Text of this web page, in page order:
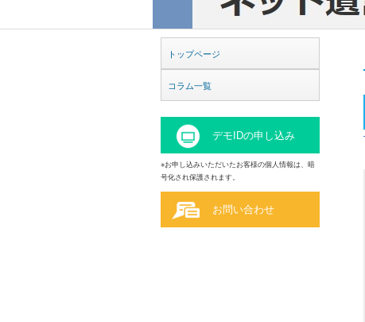
トップページ
コラム一覧
デモIDの申し込み
※お申し込みいただいたお客様の個人情報は、暗
号化され保護されます。
お問い合わせ